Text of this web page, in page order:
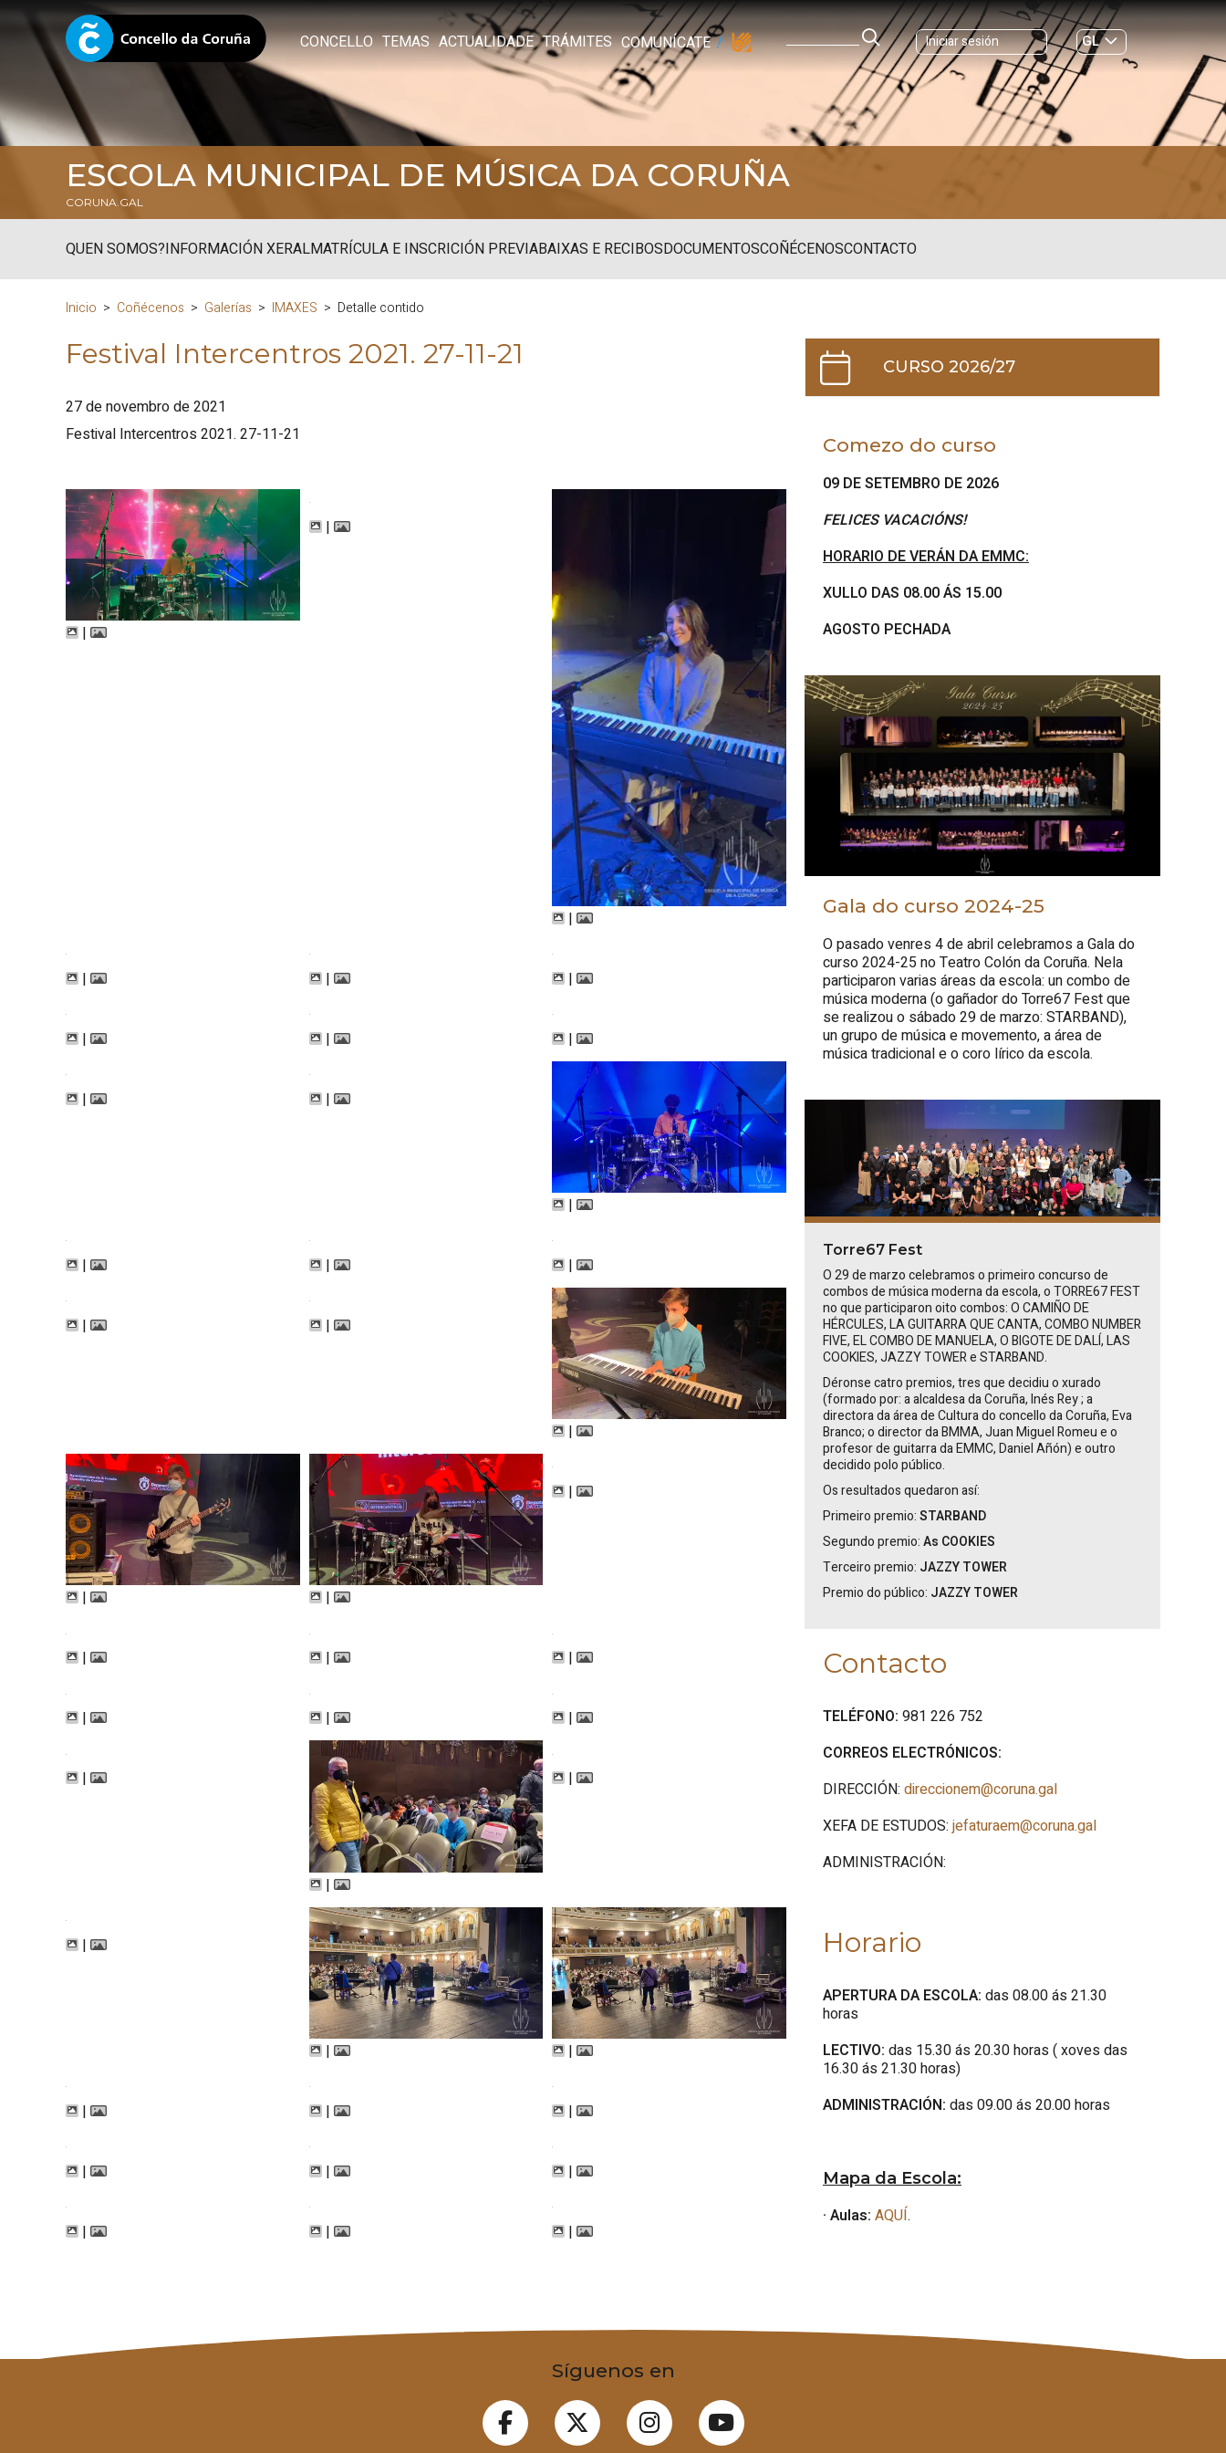
CONCELLO TEMAS ACTUALIDADE TRÁMITES COMUNÍCATE Iniciar sesión
GL
ES|
ESCOLA MUNICIPAL DE MÚSICA DA CORUÑA
CORUNA.GAL
QUEN SOMOS?INFORMACIÓN XERALMATRÍCULA E INSCRICIÓN PREVIABAIXAS E RECIBOSDOCUMENTOSCOÑÉCENOSCONTACTO
Inicio Coñécenos Galerías IMAXES Detalle contido
Festival Intercentros 2021. 27-11-21
27 de novembro de 2021
Festival Intercentros 2021. 27-11-21
|
|
|
| | |
| | |
| |
|
| | |
| |
|
| |
|
| | |
| | |
|
|
|
|
| |
| | |
| | |
| | |
CURSO 2026/27
Comezo do curso
09 DE SETEMBRO DE 2026
FELICES VACACIÓNS!
HORARIO DE VERÁN DA EMMC:
XULLO DAS 08.00 ÁS 15.00
AGOSTO PECHADA
Gala do curso 2024-25
O pasado venres 4 de abril celebramos a Gala do
curso 2024-25 no Teatro Colón da Coruña. Nela
participaron varias áreas da escola: un combo de
música moderna (o gañador do Torre67 Fest que
se realizou o sábado 29 de marzo: STARBAND),
un grupo de música e movemento, a área de
música tradicional e o coro lírico da escola.
Torre67 Fest
O 29 de marzo celebramos o primeiro concurso de
combos de música moderna da escola, o TORRE67 FEST
no que participaron oito combos:O CAMIÑO DE
HÉRCULES, LA GUITARRA QUE CANTA, COMBO NUMBER
FIVE, EL COMBO DE MANUELA, O BIGOTE DE DALÍ, LAS
COOKIES, JAZZY TOWEReSTARBAND.
Déronse catro premios, tres que decidiu o xurado
(formado por: a alcaldesa da Coruña,InésRey; a
directora da área de Cultura do concello da Coruña, Eva
Branco; o director da BMMA, Juan Miguel Romeu e o
profesor de guitarra da EMMC, Daniel Añón) e outro
decidido polo público.
Os resultados quedaron así:
Primeiro premio:STARBAND
Segundo premio:As COOKIES
Terceiro premio: JAZZY TOWER
Premio do público: JAZZY TOWER
Contacto
TELÉFONO: 981 226 752
CORREOS ELECTRÓNICOS:
DIRECCIÓN: direccionem@coruna.gal
XEFA DE ESTUDOS: jefaturaem@coruna.gal
ADMINISTRACIÓN:
Horario
APERTURA DA ESCOLA: das 08.00 ás 21.30
horas
LECTIVO: das 15.30 ás 20.30 horas ( xoves das
16.30 ás 21.30 horas)
ADMINISTRACIÓN: das 09.00 ás 20.00 horas
Mapa da Escola:
· Aulas: AQUÍ.
Síguenos en